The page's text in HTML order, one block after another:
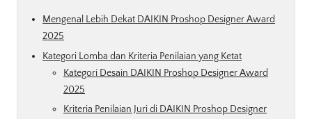
Mengenal Lebih Dekat DAIKIN Proshop Designer Award
2025
Kategori Lomba dan Kriteria Penilaian yang Ketat
Kategori Desain DAIKIN Proshop Designer Award
2025
Kriteria Penilaian Juri di DAIKIN Proshop Designer